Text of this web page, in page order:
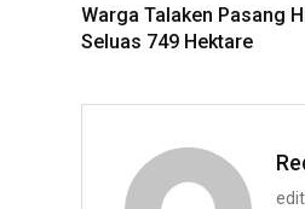
Warga Talaken Pasang
Seluas 749 Hektare